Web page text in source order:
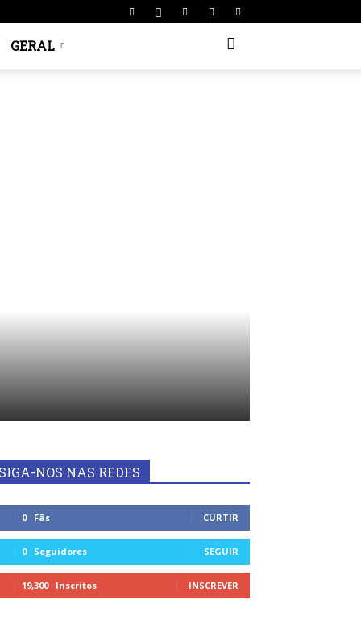
GERAL
SIGA-NOS NAS REDES
0 Fãs CURTIR
0 Seguidores SEGUIR
19,300 Inscritos INSCREVER